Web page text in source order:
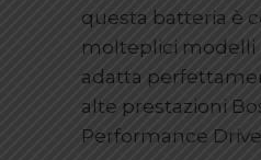
questa batteria è
molteplici modelli
adatta
alte prestazioni
Performance